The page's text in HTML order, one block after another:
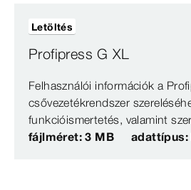
Profipress G XL
Felhasználói információk a
csővezetékrendszer
funkcióismertetés, valamint
fájlméret: 3 MB
adattípus:
Letöltés